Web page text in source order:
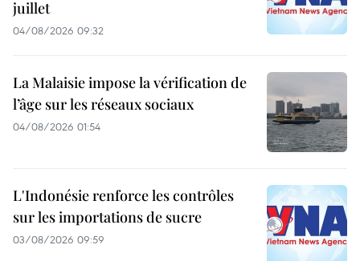
juillet
04/08/2026 09:32
La Malaisie impose la vérification de
l’âge sur les réseaux sociaux
04/08/2026 01:54
L'Indonésie renforce les contrôles
sur les importations de sucre
03/08/2026 09:59